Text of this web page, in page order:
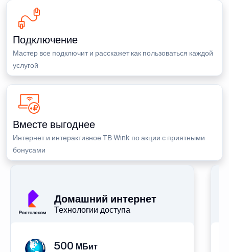
Подключение
Мастер все подключит и расскажет как пользоваться каждой
услугой
Вместе выгоднее
Интернет и интерактивное ТВ Wink по акции с приятными
бонусами
Домашний интернет
Технологии доступа
500 МБит